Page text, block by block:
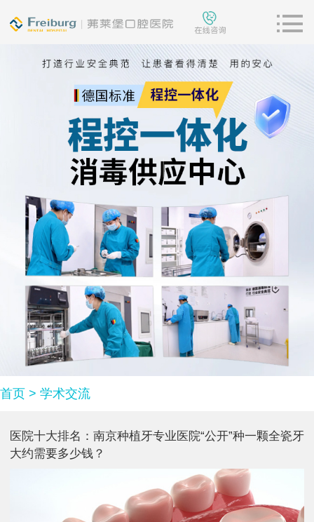
首页 > 学术交流
医院十大排名：南京种植牙专业医院“公开”种一颗全瓷牙
大约需要多少钱？